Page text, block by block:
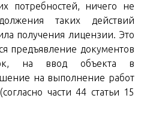
потребностей, ничего не
таких действий
получения лицензии. Это
предъявление документов
на ввод объекта в
на выполнение работ
части 44 статьи 15